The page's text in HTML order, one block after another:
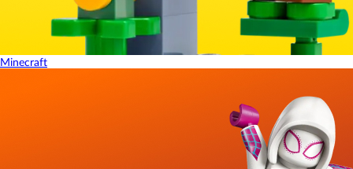
Minecraft